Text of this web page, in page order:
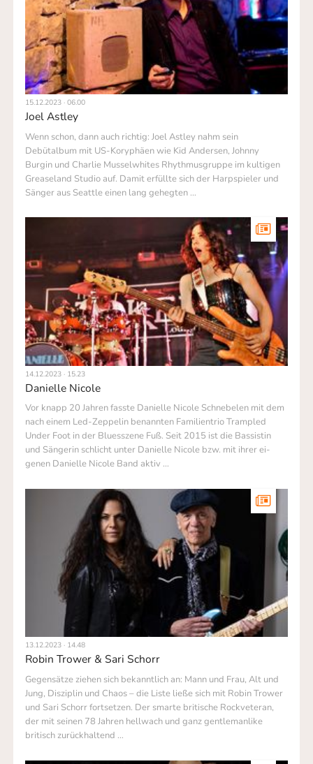
15.12.2023 · 06.00
Joel Astley
Wenn schon, dann auch richtig: Joel Astley nahm sein
Debütalbum mit US-Koryphäen wie Kid Andersen, Johnny
Burgin und Charlie Mussel­whites Rhythmusgruppe im kultigen
Greaseland Studio auf. Damit erfüllte sich der Harpspieler und
Sänger aus Seattle einen lang gehegten …
14.12.2023 · 15.23
Danielle Nicole
Vor knapp 20 Jahren fasste Danielle Nicole Schnebelen mit dem
nach ei­nem Led-Zeppelin benannten Familientrio Trampled
Under Foot in der Bluesszene Fuß. Seit 2015 ist die Bassistin
und Sängerin schlicht unter Danielle Nicole bzw. mit ihrer ei­
genen Danielle Nicole Band aktiv …
13.12.2023 · 14.48
Robin Trower & Sari Schorr
Gegensätze ziehen sich bekanntlich an: Mann und Frau, Alt und
Jung, Disziplin und Chaos – die Liste ließe sich mit Robin Trower
und Sari Schorr fortsetzen. Der smarte bri­tische Rock­veteran,
der mit seinen 78 Jahren hellwach und ganz gentle­man­like
britisch zurückhaltend …